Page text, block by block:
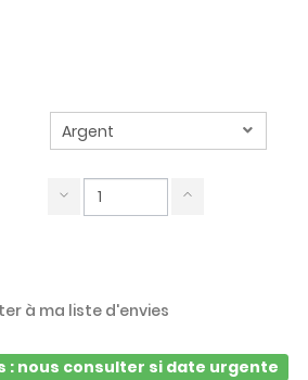
à ma liste d'envies
: nous consulter si date urgente